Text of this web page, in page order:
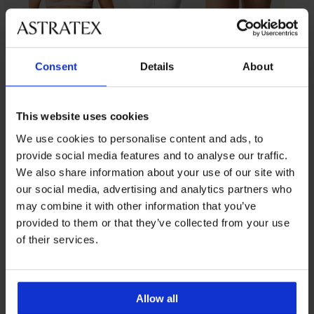
Consent Details About
This website uses cookies
We use cookies to personalise content and ads, to
provide social media features and to analyse our traffic.
We also share information about your use of our site with
our social media, advertising and analytics partners who
may combine it with other information that you’ve
provided to them or that they’ve collected from your use
of their services.
Allow all
4,8
Смаляващ
сутиен
4,8
Сутиен
Maja
без
банели
5
Сутиен
Marion
банели
5
Сутиен
62,99
4,9
Сутиен
Bellinda
Microfibre
Support
20,99
От същата колекция